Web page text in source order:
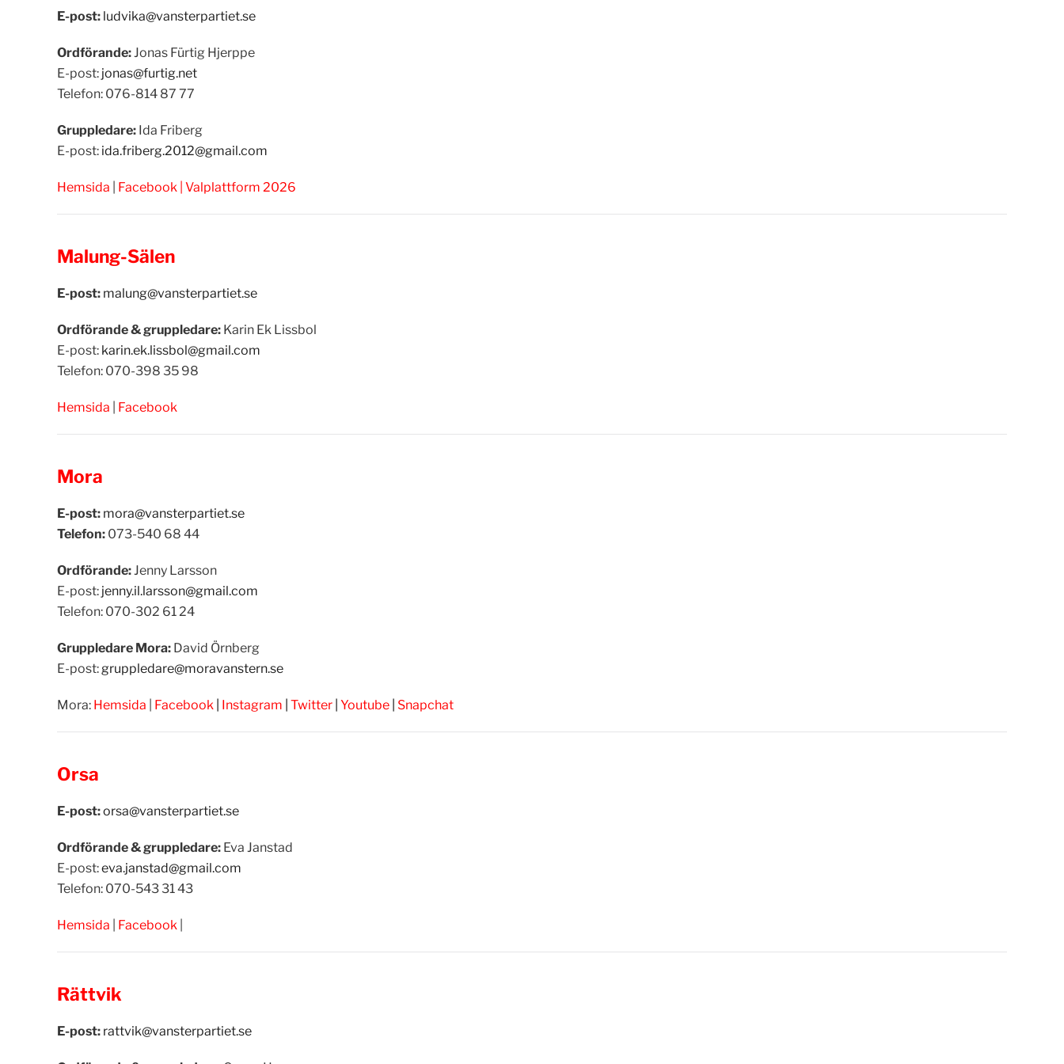
E-post: ludvika@vansterpartiet.se
Ordförande:Jonas Fürtig Hjerppe
E-post: jonas@furtig.net
Telefon: 076-814 87 77
Gruppledare: Ida Friberg
E-post: ida.friberg.2012@gmail.com
Hemsida Facebook Valplattform 2026
Malung-Sälen
E-post: malung@vansterpartiet.se
Ordförande & gruppledare: Karin Ek Lissbol
E-post: karin.ek.lissbol@gmail.com
Telefon: 070-398 35 98
Hemsida Facebook
Mora
E-post: mora@vansterpartiet.se
Telefon: 073-540 68 44
Ordförande:Jenny Larsson
E-post: jenny.il.larsson@gmail.com
Telefon: 070-302 61 24
Gruppledare Mora: David Örnberg
E-post:gruppledare@moravanstern.se
Mora: Hemsida Facebook Instagram Twitter Youtube Snapchat
Orsa
E-post:orsa@vansterpartiet.se
Ordförande & gruppledare: Eva Janstad
E-post:eva.janstad@gmail.com
Telefon: 070-543 31 43
Hemsida Facebook
Rättvik
E-post: rattvik@vansterpartiet.se